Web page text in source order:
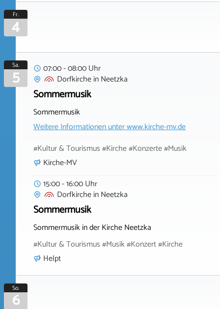
Fr.
4
Sa.
5
07:00 - 08:00 Uhr
DorfkircheinNeetzka
Sommermusik
Sommermusik
Weitere Informationen unterwww.kirche-mv.de
#Kultur & Tourismus #Kirche #Konzerte #Musik
Kirche-MV
15:00 - 16:00 Uhr
DorfkircheinNeetzka
Sommermusik
Sommermusik in der Kirche Neetzka
#Kultur & Tourismus #Musik #Konzert #Kirche
Helpt
So.
6